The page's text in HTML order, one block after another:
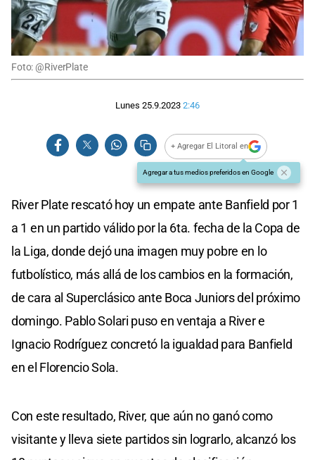
Foto: @RiverPlate
Lunes 25.9.2023 2:46
+ Agregar El Litoral en
Agregar a tus medios preferidos en Google
River Plate rescató hoy un empate ante Banfield por 1
a 1 en un partido válido por la 6ta. fecha de la Copa de
la Liga, donde dejó una imagen muy pobre en lo
futbolístico, más allá de los cambios en la formación,
de cara al Superclásico ante Boca Juniors del próximo
domingo. Pablo Solari puso en ventaja a River e
Ignacio Rodríguez concretó la igualdad para Banfield
en el Florencio Sola.
Con este resultado, River, que aún no ganó como
visitante y lleva siete partidos sin lograrlo, alcanzó los